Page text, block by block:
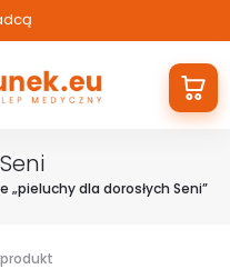
dla dorosłych Seni”
produkt